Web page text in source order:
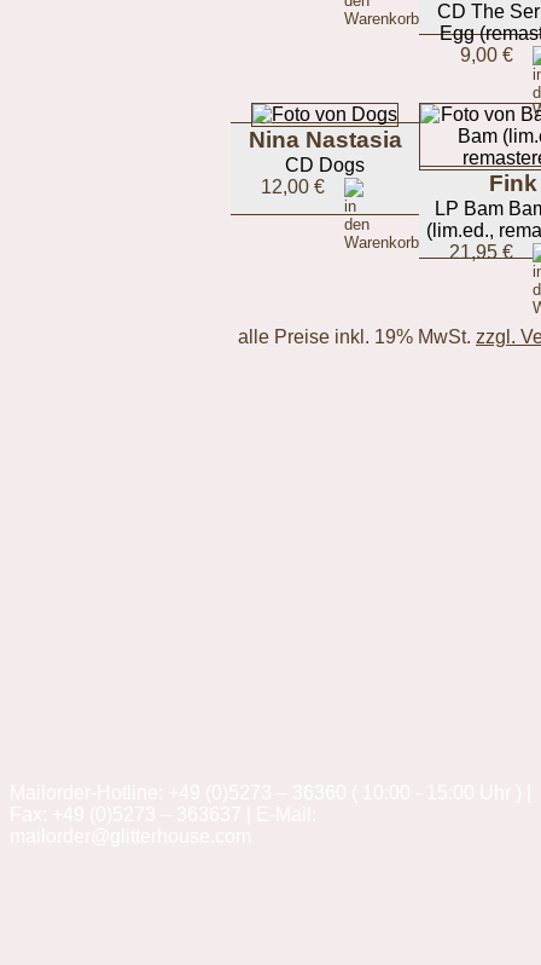
CD The
Egg
9,00 €
Nina Nastasia
CD Dogs
12,00 €
Fink
LP Bam
(lim.ed.,
21,95 €
alle Preise inkl. 19% MwSt. zzgl.